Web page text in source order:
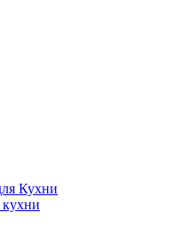
Кухни